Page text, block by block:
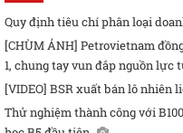
Quy định tiêu chí phân loại
[CHÙM ẢNH] Petrovietnam
1, chung tay vun đắp nguồn lực
[VIDEO] BSR xuất bán lô nhiên
Thử nghiệm thành công với